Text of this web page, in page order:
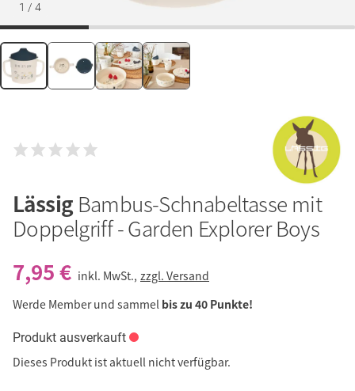
1 / 4
Lässig Bambus-Schnabeltasse mit
Doppelgriff - Garden Explorer Boys
7,95 € inkl. MwSt., zzgl. Versand
Werde Member und sammel bis zu 40 Punkte!
Produkt ausverkauft
Dieses Produkt ist aktuell nicht verfügbar.